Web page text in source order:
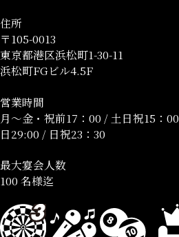
住所
〒105-0013
東京都港区浜松町1-30-11
浜松町FGビル4.5F
営業時間
月～金・祝前17：00 / 土日祝15：
日29:00 / 日祝23：30
最大宴会人数
100 名様迄